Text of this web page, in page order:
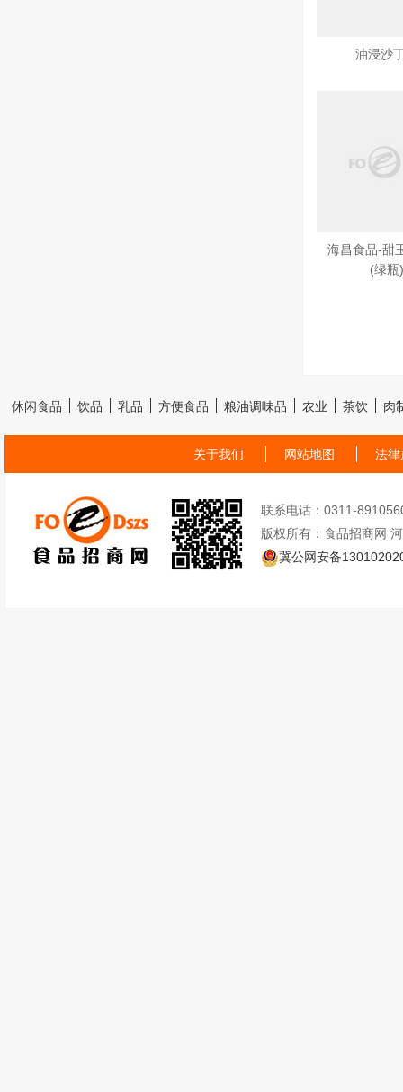
油浸沙
海昌食品-甜
(绿瓶)
休闲食品 饮品 乳品 方便食品 粮油调味品 农业 茶饮 肉
关于我们 网站地图 法律
联系电话：0311-
版权所有：食品招商网
冀公网安备